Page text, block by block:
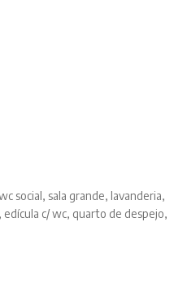
social, sala grande, lavanderia,
c/ wc, quarto de despejo,